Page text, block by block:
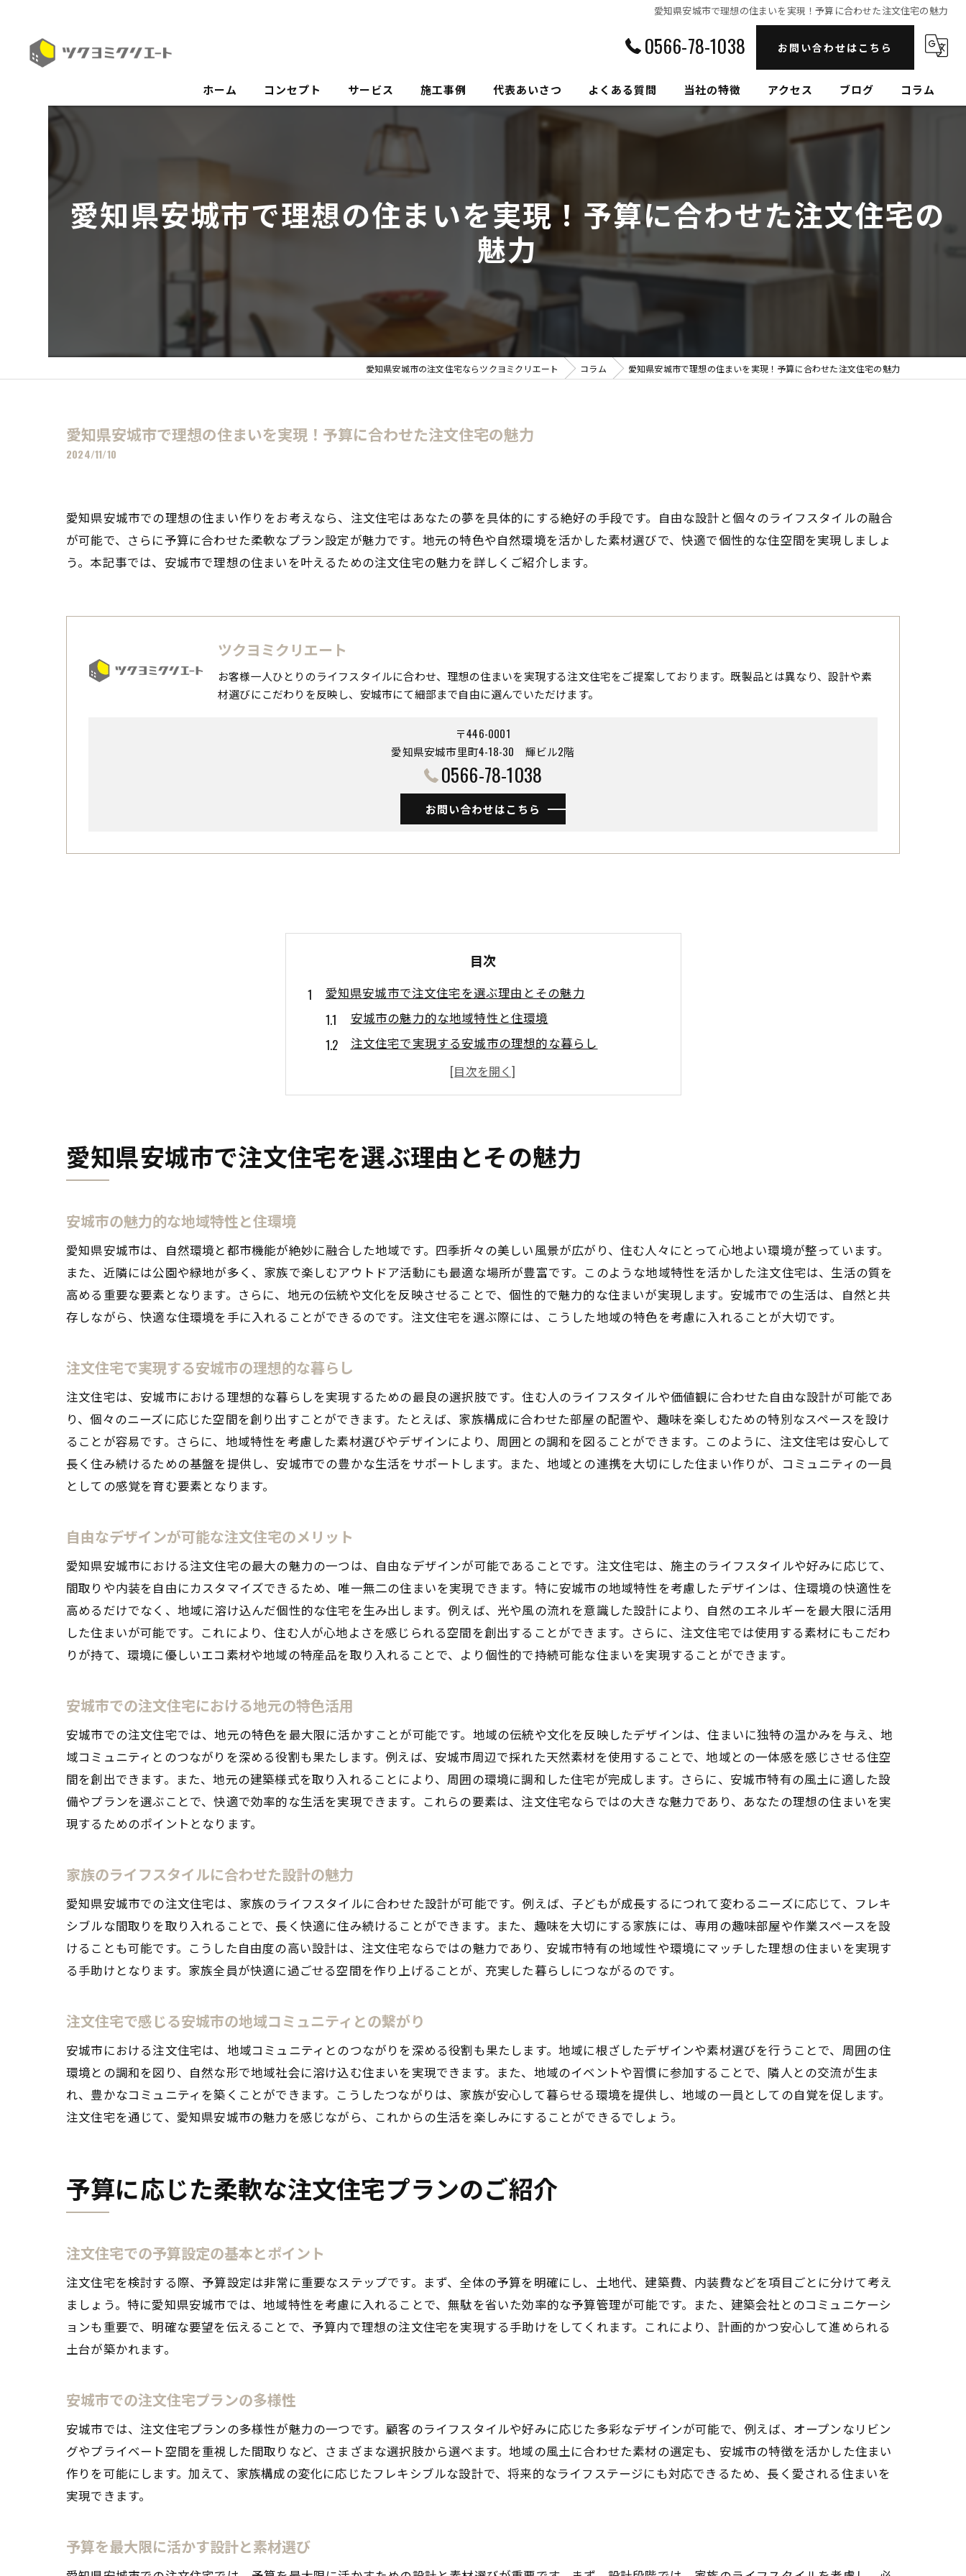
愛知県安城市で理想の住まいを実現！予算に合わせた注文住宅の魅力
0566-78-1038 お問い合わせはこちら
ホーム コンセプト サービス 施工事例 代表あいさつ よくある質問 当社の特徴
セルロースファイバー
アクセス ブログ コラム
愛知県安城市で理想の住まいを実現！予算に合わせた注文住宅の
魅力
愛知県安城市の注文住宅ならツクヨミクリエート コラム 愛知県安城市で理想の住まいを実現！予算に合わせた注文住宅の魅力
愛知県安城市で理想の住まいを実現！予算に合わせた注文住宅の魅力
2024/11/10
愛知県安城市での理想の住まい作りをお考えなら、注文住宅はあなたの夢を具体的にする絶好の手段です。自由な設計と個々のライフスタイルの融合
が可能で、さらに予算に合わせた柔軟なプラン設定が魅力です。地元の特色や自然環境を活かした素材選びで、快適で個性的な住空間を実現しましょ
う。本記事では、安城市で理想の住まいを叶えるための注文住宅の魅力を詳しくご紹介します。
ツクヨミクリエート
お客様一人ひとりのライフスタイルに合わせ、理想の住まいを実現する注文住宅をご提案しております。既製品とは異なり、設計や素
材選びにこだわりを反映し、安城市にて細部まで自由に選んでいただけます。
〒446-0001
愛知県安城市里町4-18-30 ​​​​​​​輝ビル2階
0566-78-1038
お問い合わせはこちら
目次
愛知県安城市で注文住宅を選ぶ理由とその魅力
安城市の魅力的な地域特性と住環境
注文住宅で実現する安城市の理想的な暮らし
自由なデザインが可能な注文住宅のメリット
安城市での注文住宅における地元の特色活用
注文住宅で感じる安城市の地域コミュニティとの繋がり
予算に応じた柔軟な注文住宅プランのご紹介
予算を最大限に活かす設計と素材選び
コストパフォーマンスに優れた注文住宅の提案
注文住宅で実現する高品質な住まいの秘密
安城市での注文住宅ローン活用法
地元の自然素材を活用した家づくり
安城市の気候に適した断熱性能の工夫
地域文化を取り入れたデザインの魅力
エコロジーと快適さを両立する設計
安城市らしい外観とインテリアの提案
安城市での成功事例から学ぶ家づくり
地元業者の選び方と信頼性のポイント
安城市での土地選びとその重要性
注文住宅プロジェクトの進め方
注文住宅で叶える安城市での快適なライフスタイル
注文住宅で手に入れる理想の生活動線
家庭の成長に対応するフレキシブルな設計
プライベートとパブリックを分けた住空間
地元素材を活用した安城市の注文住宅選びのポイント
地域に根ざした素材選びの重要性
安城市の伝統工法を取り入れた家づくり
地元産材で実現する環境に優しい住まい
素材が持つ自然の美しさを活かすデザイン
安城市で育む地産地消の家づくり
愛知県安城市で実現する注文住宅の設計の自由度
自由設計で叶えるオリジナリティ溢れる住まい
ライフスタイルに合わせた間取りの提案
注文住宅で可能なオーダーメイド家具の導入
未来を見据えた柔軟なリノベーション対応
安城市での生活に最適化された設計のポイント
色彩と素材で表現する個性的な空間
注文住宅で実現する趣味を楽しむスペース
家族の絆を深める団らんの場の設計
愛知県安城市で注文住宅を選ぶ理由とその魅力
安城市の魅力的な地域特性と住環境
愛知県安城市は、自然環境と都市機能が絶妙に融合した地域です。四季折々の美しい風景が広がり、住む人々にとって心地よい環境が整っています。
また、近隣には公園や緑地が多く、家族で楽しむアウトドア活動にも最適な場所が豊富です。このような地域特性を活かした注文住宅は、生活の質を
高める重要な要素となります。さらに、地元の伝統や文化を反映させることで、個性的で魅力的な住まいが実現します。安城市での生活は、自然と共
存しながら、快適な住環境を手に入れることができるのです。注文住宅を選ぶ際には、こうした地域の特色を考慮に入れることが大切です。
注文住宅で実現する安城市の理想的な暮らし
注文住宅は、安城市における理想的な暮らしを実現するための最良の選択肢です。住む人のライフスタイルや価値観に合わせた自由な設計が可能であ
り、個々のニーズに応じた空間を創り出すことができます。たとえば、家族構成に合わせた部屋の配置や、趣味を楽しむための特別なスペースを設け
ることが容易です。さらに、地域特性を考慮した素材選びやデザインにより、周囲との調和を図ることができます。このように、注文住宅は安心して
長く住み続けるための基盤を提供し、安城市での豊かな生活をサポートします。また、地域との連携を大切にした住まい作りが、コミュニティの一員
としての感覚を育む要素となります。
自由なデザインが可能な注文住宅のメリット
愛知県安城市における注文住宅の最大の魅力の一つは、自由なデザインが可能であることです。注文住宅は、施主のライフスタイルや好みに応じて、
間取りや内装を自由にカスタマイズできるため、唯一無二の住まいを実現できます。特に安城市の地域特性を考慮したデザインは、住環境の快適性を
高めるだけでなく、地域に溶け込んだ個性的な住宅を生み出します。例えば、光や風の流れを意識した設計により、自然のエネルギーを最大限に活用
した住まいが可能です。これにより、住む人が心地よさを感じられる空間を創出することができます。さらに、注文住宅では使用する素材にもこだわ
りが持て、環境に優しいエコ素材や地域の特産品を取り入れることで、より個性的で持続可能な住まいを実現することができます。
安城市での注文住宅における地元の特色活用
安城市での注文住宅では、地元の特色を最大限に活かすことが可能です。地域の伝統や文化を反映したデザインは、住まいに独特の温かみを与え、地
域コミュニティとのつながりを深める役割も果たします。例えば、安城市周辺で採れた天然素材を使用することで、地域との一体感を感じさせる住空
間を創出できます。また、地元の建築様式を取り入れることにより、周囲の環境に調和した住宅が完成します。さらに、安城市特有の風土に適した設
備やプランを選ぶことで、快適で効率的な生活を実現できます。これらの要素は、注文住宅ならではの大きな魅力であり、あなたの理想の住まいを実
現するためのポイントとなります。
家族のライフスタイルに合わせた設計の魅力
愛知県安城市での注文住宅は、家族のライフスタイルに合わせた設計が可能です。例えば、子どもが成長するにつれて変わるニーズに応じて、フレキ
シブルな間取りを取り入れることで、長く快適に住み続けることができます。また、趣味を大切にする家族には、専用の趣味部屋や作業スペースを設
けることも可能です。こうした自由度の高い設計は、注文住宅ならではの魅力であり、安城市特有の地域性や環境にマッチした理想の住まいを実現す
る手助けとなります。家族全員が快適に過ごせる空間を作り上げることが、充実した暮らしにつながるのです。
注文住宅で感じる安城市の地域コミュニティとの繋がり
安城市における注文住宅は、地域コミュニティとのつながりを深める役割も果たします。地域に根ざしたデザインや素材選びを行うことで、周囲の住
環境との調和を図り、自然な形で地域社会に溶け込む住まいを実現できます。また、地域のイベントや習慣に参加することで、隣人との交流が生ま
れ、豊かなコミュニティを築くことができます。こうしたつながりは、家族が安心して暮らせる環境を提供し、地域の一員としての自覚を促します。
注文住宅を通じて、愛知県安城市の魅力を感じながら、これからの生活を楽しみにすることができるでしょう。
予算に応じた柔軟な注文住宅プランのご紹介
注文住宅での予算設定の基本とポイント
注文住宅を検討する際、予算設定は非常に重要なステップです。まず、全体の予算を明確にし、土地代、建築費、内装費などを項目ごとに分けて考え
ましょう。特に愛知県安城市では、地域特性を考慮に入れることで、無駄を省いた効率的な予算管理が可能です。また、建築会社とのコミュニケーシ
ョンも重要で、明確な要望を伝えることで、予算内で理想の注文住宅を実現する手助けをしてくれます。これにより、計画的かつ安心して進められる
土台が築かれます。
安城市での注文住宅プランの多様性
安城市では、注文住宅プランの多様性が魅力の一つです。顧客のライフスタイルや好みに応じた多彩なデザインが可能で、例えば、オープンなリビン
グやプライベート空間を重視した間取りなど、さまざまな選択肢から選べます。地域の風土に合わせた素材の選定も、安城市の特徴を活かした住まい
作りを可能にします。加えて、家族構成の変化に応じたフレキシブルな設計で、将来的なライフステージにも対応できるため、長く愛される住まいを
実現できます。
予算を最大限に活かす設計と素材選び